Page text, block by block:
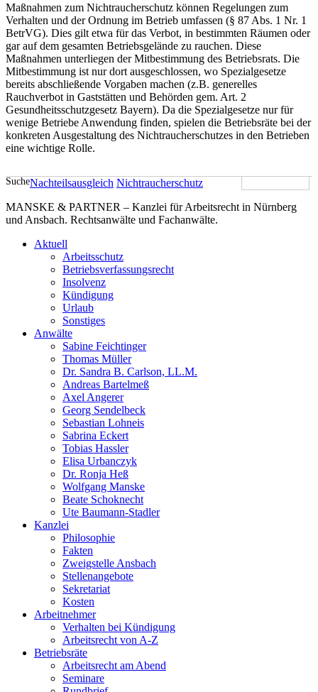
Maßnahmen zum Nichtraucherschutz können Regelungen zum
Verhalten und der Ordnung im Betrieb umfassen (§ 87 Abs. 1 Nr. 1
BetrVG). Dies gilt etwa für das Verbot, in bestimmten Räumen oder
gar auf dem gesamten Betriebsgelände zu rauchen. Diese
Maßnahmen unterliegen der Mitbestimmung des Betriebsrats. Die
Mitbestimmung ist nur dort ausgeschlossen, wo Spezialgesetze
bereits abschließende Vorgaben machen (z.B. generelles
Rauchverbot in Gaststätten und Behörden gem. Art. 2
Gesundheitsschutzgesetz Bayern). Da die Spezialgesetze nur für
wenige Betriebe Anwendung finden, spielen die Betriebsräte bei der
konkreten Ausgestaltung des Nichtraucherschutzes in den Betrieben
eine wichtige Rolle.
SucheNachteilsausgleich Nichtraucherschutz
MANSKE & PARTNER – Kanzlei für Arbeitsrecht in Nürnberg
und Ansbach. Rechtsanwälte und Fachanwälte.
Aktuell
Arbeitsschutz
Betriebsverfassungsrecht
Insolvenz
Kündigung
Urlaub
Sonstiges
Anwälte
Sabine Feichtinger
Thomas Müller
Dr. Sandra B. Carlson, LL.M.
Andreas Bartelmeß
Axel Angerer
Georg Sendelbeck
Sebastian Lohneis
Sabrina Eckert
Tobias Hassler
Elisa Urbanczyk
Dr. Ronja Heß
Wolfgang Manske
Beate Schoknecht
Ute Baumann-Stadler
Kanzlei
Philosophie
Fakten
Zweigstelle Ansbach
Stellenangebote
Sekretariat
Kosten
Arbeitnehmer
Verhalten bei Kündigung
Arbeitsrecht von A-Z
Betriebsräte
Arbeitsrecht am Abend
Seminare